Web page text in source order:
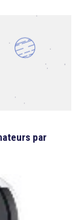
par